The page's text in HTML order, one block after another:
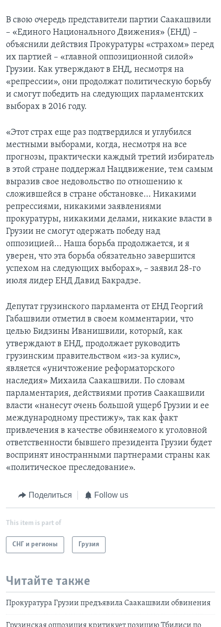
В свою очередь представители партии Саакашвили
– «Единого Национального Движения» (ЕНД) –
объяснили действия Прокуратуры «страхом» перед
их партией – «главной оппозиционной силой»
Грузии. Как утверждают в ЕНД, несмотря на
«репрессии», они продолжат политическую борьбу
и смогут победить на следующих парламентских
выборах в 2016 году.
«Этот страх еще раз подтвердился и углубился
местными выборами, когда, несмотря на все
прогнозы, практически каждый третий избиратель
в этой стране поддержал Нацдвижение, тем самым
выразив свое недовольство по отношению к
сложившейся в стране обстановке... Никакими
репрессиями, никакими заявлениями
прокуратуры, никакими делами, никакие власти в
Грузии не смогут одержать победу над
оппозицией... Наша борьба продолжается, и я
уверен, что эта борьба обязательно завершится
успехом на следующих выборах», – заявил 28-го
июля лидер ЕНД Давид Бакрадзе.
Депутат грузинского парламента от ЕНД Георгий
Габашвили отметил в своем комментарии, что
целью Бидзины Иванишвили, который, как
утверждают в ЕНД, продолжает руководить
грузинским правительством «из-за кулис»,
является «уничтожение реформаторского
наследия» Михаила Саакашвили. По словам
парламентария, действиями против Саакашвили
власти «нанесут очень большой ущерб Грузии и ее
международному престижу», так как факт
привлечения в качестве обвиняемого к уголовной
ответственности бывшего президента Грузии будет
воспринят иностранными партнерами страны как
«политическое преследование».
Поделиться Follow us
This item is part of
СНГ и регионы Грузия
Читайте также
Прокуратура Грузии предъявила Саакашвили обвинения